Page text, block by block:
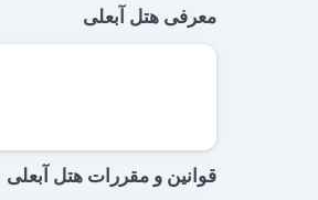
معرفی هتل آبعلی
قوانین و مقررات هتل آبعلی